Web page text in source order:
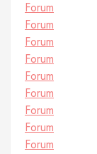
Forum
Forum
Forum
Forum
Forum
Forum
Forum
Forum
Forum